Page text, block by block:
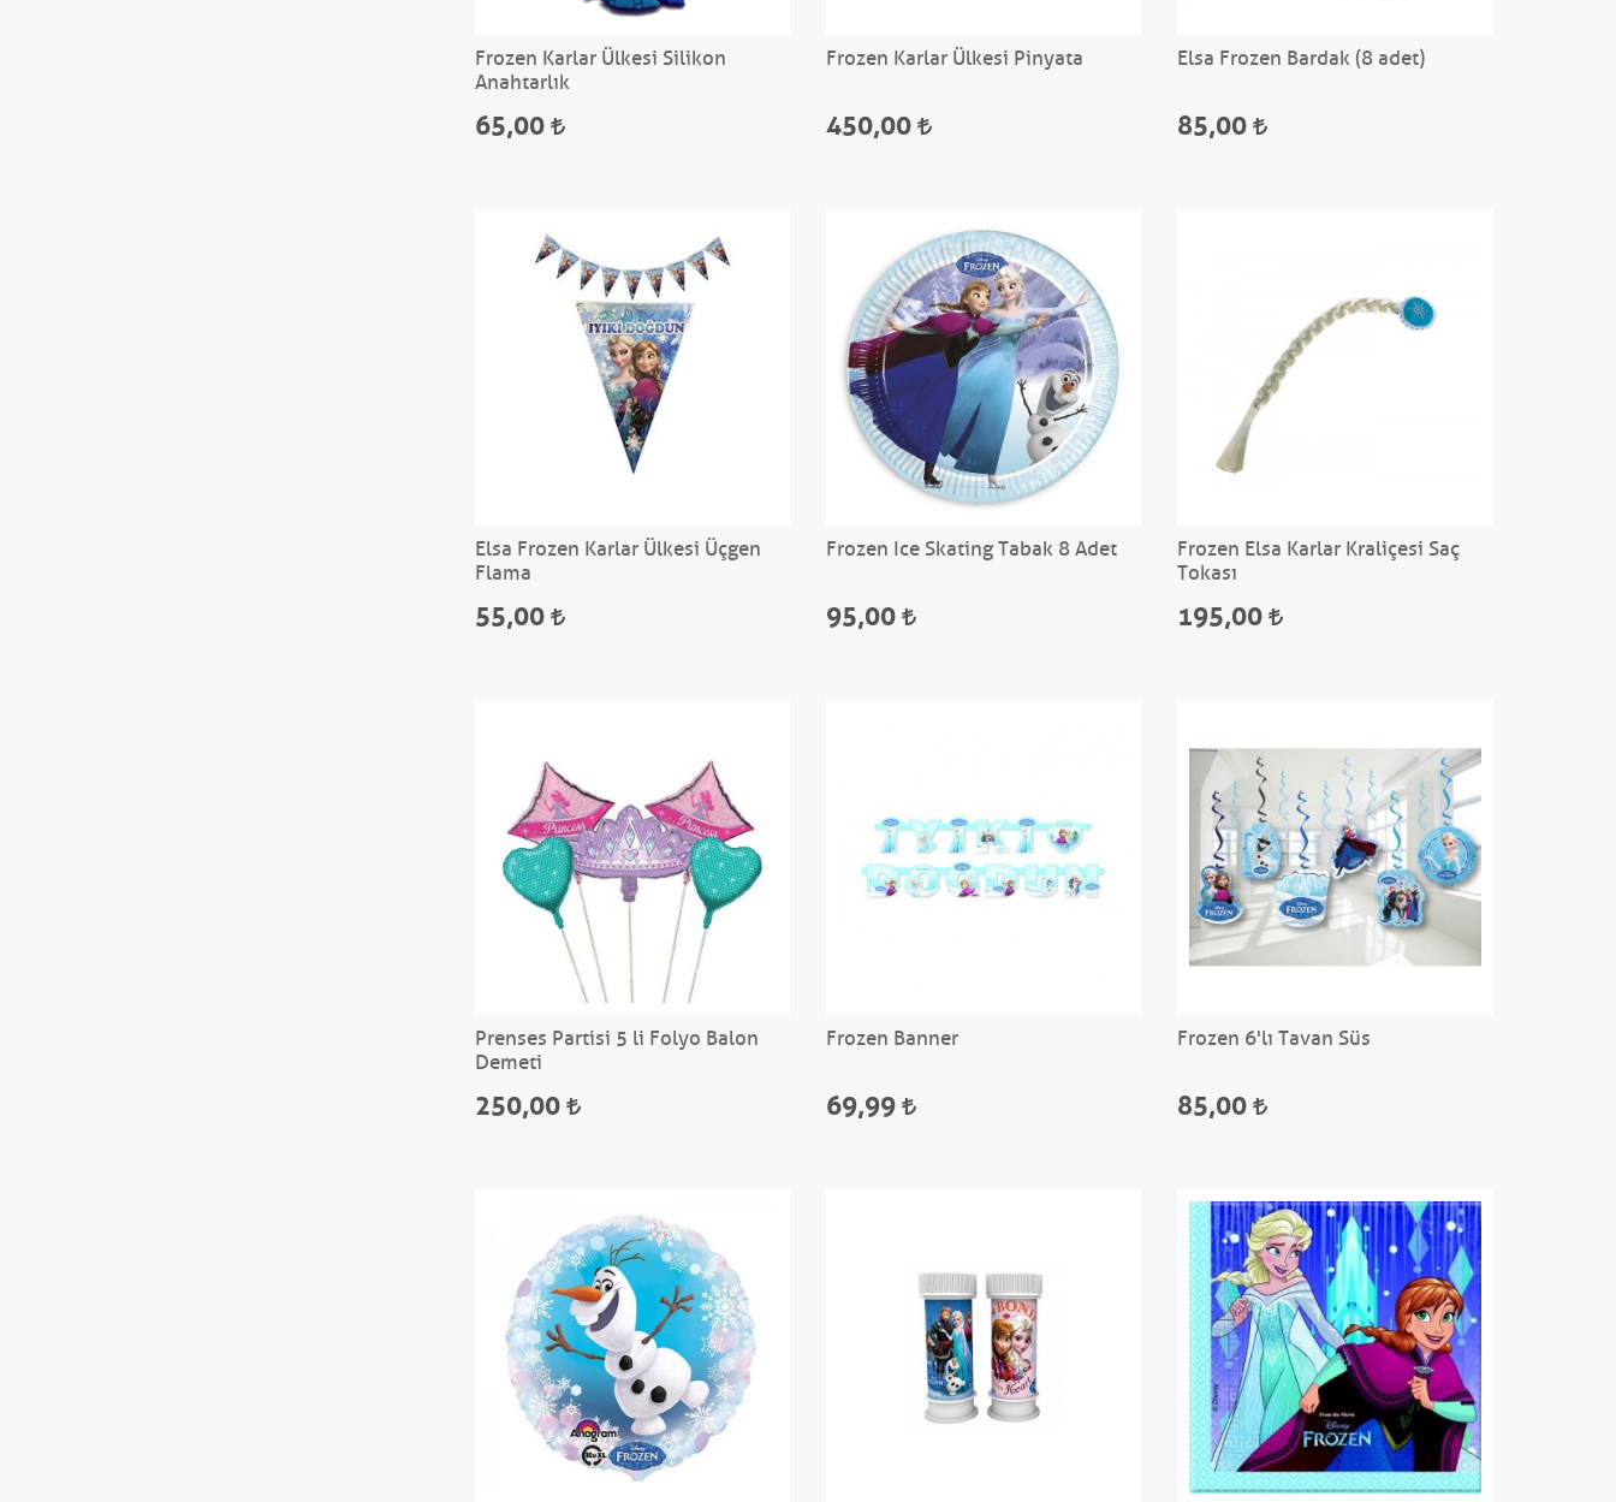
Frozen Karlar Ülkesi Silikon
Anahtarlık
65,00
Frozen Karlar Ülkesi Pinyata
450,00
Elsa Frozen Bardak (8 adet)
85,00
Elsa Frozen Karlar Ülkesi Üçgen
Flama
55,00
Frozen Ice Skating Tabak 8 Adet
95,00
Frozen Elsa Karlar Kraliçesi Saç
Tokası
195,00
Prenses Partisi 5 li Folyo Balon
Demeti
250,00
Frozen Banner
69,99
Frozen 6'lı Tavan Süs
85,00